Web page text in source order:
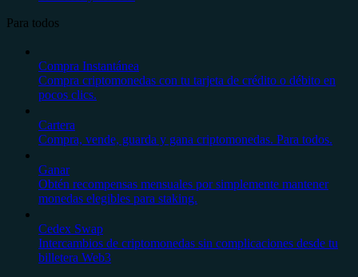
Para todos
Compra Instantánea
Compra criptomonedas con tu tarjeta de crédito o débito en
pocos clics.
Cartera
Compra, vende, guarda y gana criptomonedas. Para todos.
Ganar
Obtén recompensas mensuales por simplemente mantener
monedas elegibles para staking.
Cedex Swap
Intercambios de criptomonedas sin complicaciones desde tu
billetera Web3